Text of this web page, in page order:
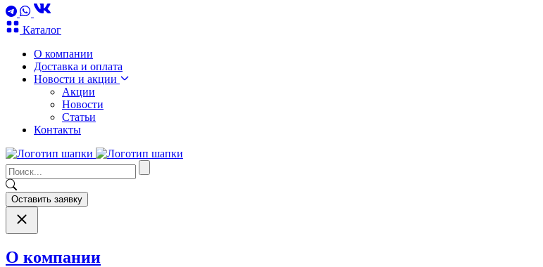
Каталог
О компании
Доставка и оплата
Новости и акции
Акции
Новости
Статьи
Контакты
Оставить заявку
О компании